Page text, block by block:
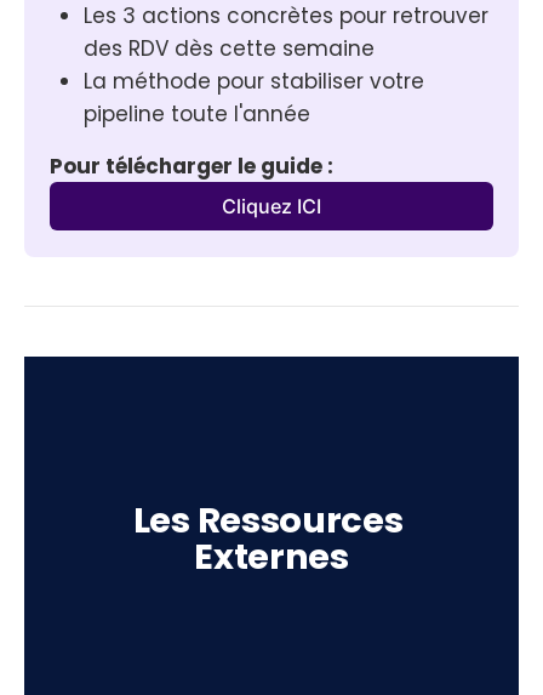
Les 3 actions concrètes pour retrouver
des RDV dès cette semaine
La méthode pour stabiliser votre
pipeline toute l'année
Pour télécharger le guide :
Cliquez ICI
Les Ressources
Externes